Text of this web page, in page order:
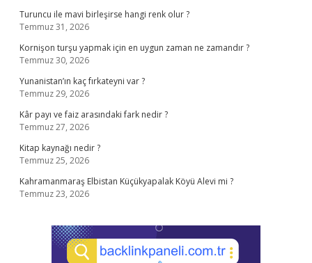
Turuncu ile mavi birleşirse hangi renk olur ?
Temmuz 31, 2026
Kornişon turşu yapmak için en uygun zaman ne zamandır ?
Temmuz 30, 2026
Yunanistan’ın kaç fırkateyni var ?
Temmuz 29, 2026
Kâr payı ve faiz arasındaki fark nedir ?
Temmuz 27, 2026
Kitap kaynağı nedir ?
Temmuz 25, 2026
Kahramanmaraş Elbistan Küçükyapalak Köyü Alevi mi ?
Temmuz 23, 2026